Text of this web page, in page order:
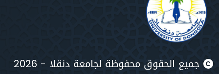
الحقوق محفوظة لجامعة دنقلا - 2026